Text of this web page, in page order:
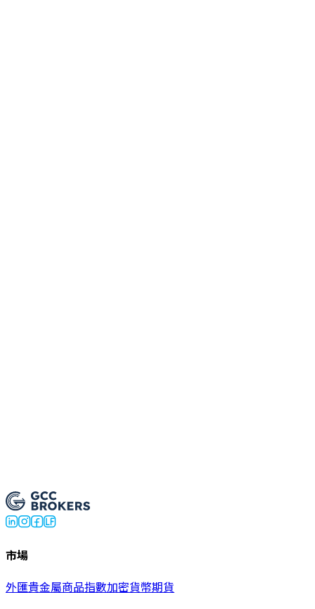
市場
外匯貴金屬商品指數加密貨幣期貨